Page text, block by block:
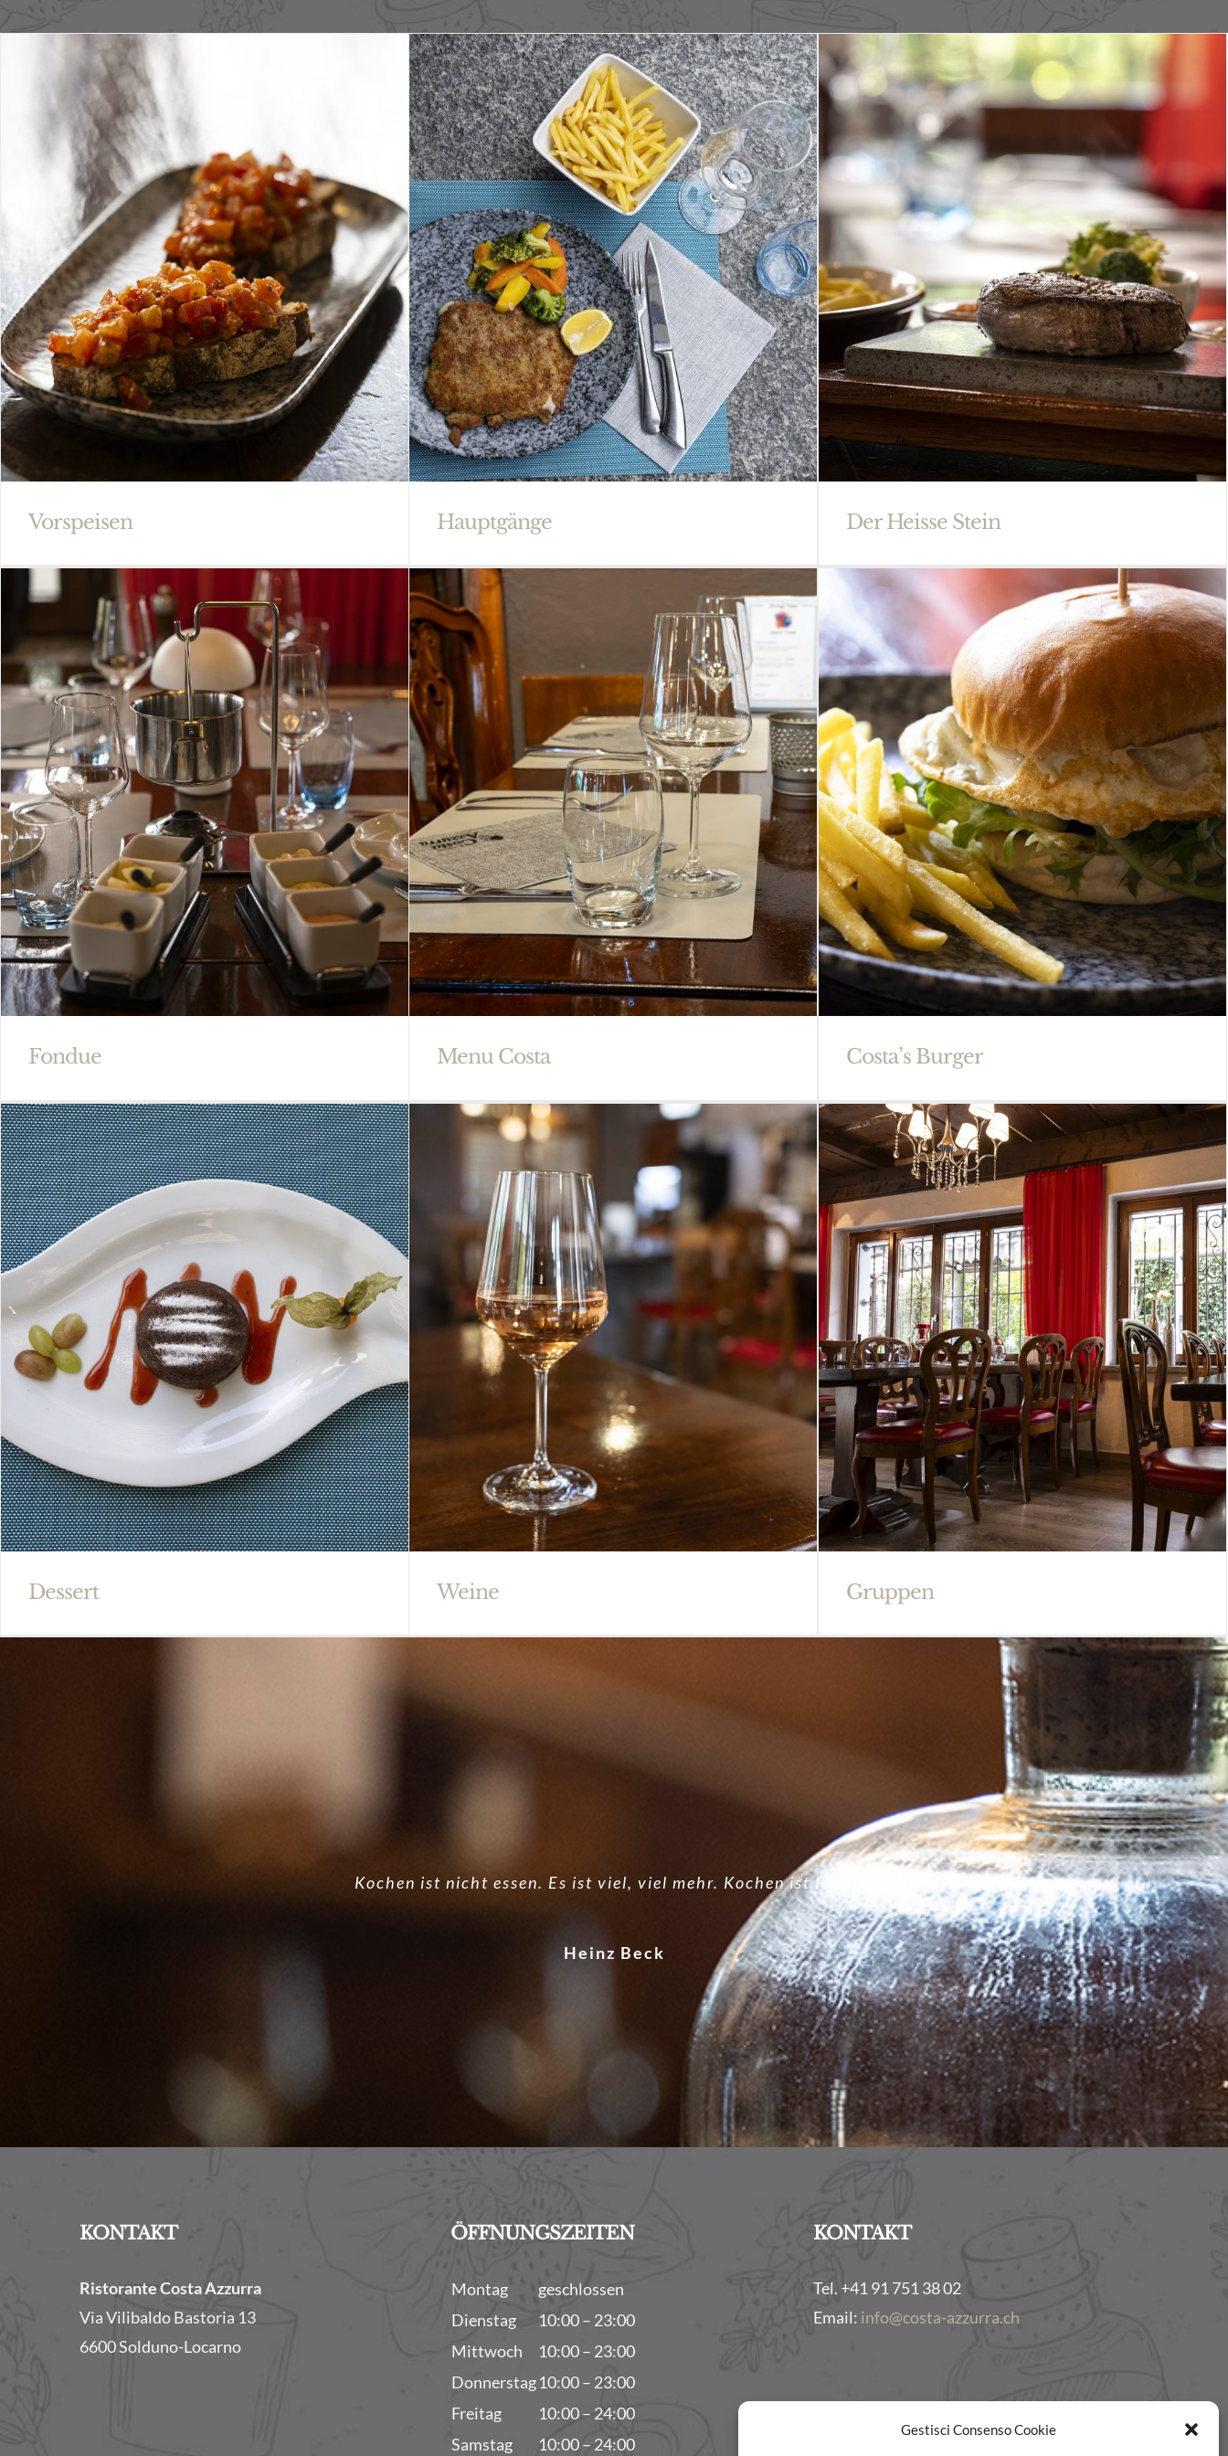
Gestisci Consenso Cookie
Vorspeisen Hauptgänge Der Heisse Stein
Fondue Menu Costa Costa’s Burger
Dessert Weine Gruppen
Kochen ist nicht essen. Es ist viel, viel mehr. Kochen ist Poesie.
Heinz Beck
KONTAKT
Ristorante Costa Azzurra
Via Vilibaldo Bastoria 13
6600 Solduno-Locarno
ÖFFNUNGSZEITEN
Montag
geschlossen
Dienstag
10:00 – 23:00
Mittwoch
10:00 – 23:00
Donnerstag 10:00 – 23:00
Freitag
10:00 – 24:00
Samstag
10:00 – 24:00
KONTAKT
Tel. +41 91 751 38 02
Email: info@costa-azzurra.ch